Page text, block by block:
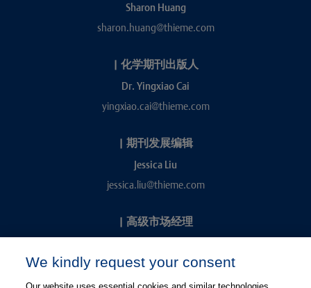
Sharon Huang
sharon.huang@thieme.com
| 化学期刊出版人
Dr. Yingxiao Cai
yingxiao.cai@thieme.com
| 期刊发展编辑
Jessica Liu
jessica.liu@thieme.com
| 高级市场经理
kevin.chang@thieme.com
We kindly request your consent